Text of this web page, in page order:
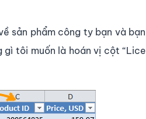
sản phẩm công ty bạn và
tôi muốn là hoán vị cột